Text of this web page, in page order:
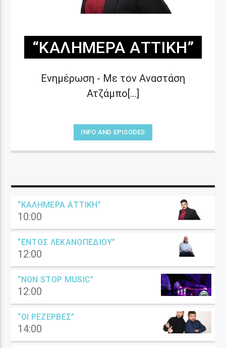
“ΚΑΛΗΜΈΡΑ ΑΤΤΙΚΉ”
Ενημέρωση - Με τον Αναστάση
Ατζάμπο[...]
INFO AND EPISODES
“ΚΑΛΗΜΈΡΑ ΑΤΤΙΚΉ”
10:00
“ΕΝΤΌΣ ΛΕΚΑΝΟΠΕΔΊΟΥ”
12:00
“NON STOP MUSIC”
12:00
“ΟΙ ΡΕΖΈΡΒΕΣ”
14:00